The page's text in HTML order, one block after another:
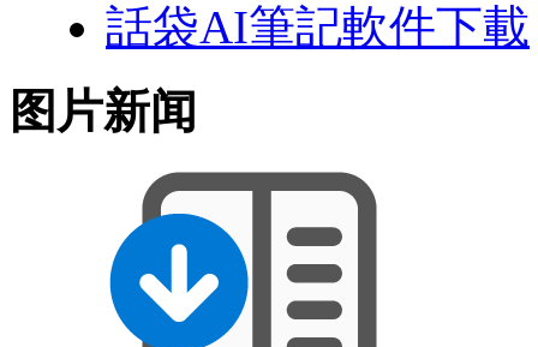
話袋AI筆記軟件下載
图片新闻